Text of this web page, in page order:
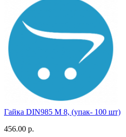
Гайка DIN985 M 8, (упак- 100 шт)
456.00 р.